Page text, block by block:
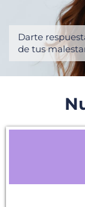
Darte
de tus